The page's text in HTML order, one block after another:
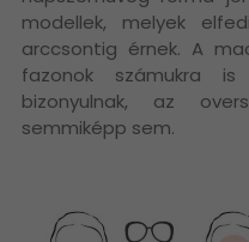
modellek, melyek
arccsontig érnek. A
fazonok számukra is
bizonyulnak, az
semmiképp sem.